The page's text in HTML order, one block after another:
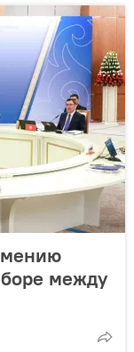
между